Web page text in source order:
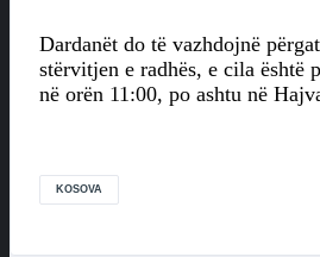
Dardanët do të vazhdojnë
stërvitjen e radhës, e cila është
në orën 11:00, po ashtu në
KOSOVA